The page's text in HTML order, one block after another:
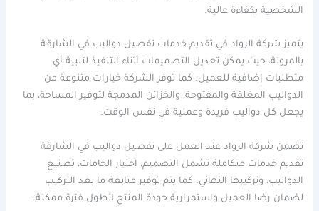
الشخصية بكفاءة عالية.
يتميز شركة الرواد في تقديم خدمات تفصيل دواليب في الشارقة
بالمرونة، حيث يمكن تعديل التصميمات أثناء التنفيذ لتلبية أي
متطلبات إضافية للعميل. كما توفر الشركة خيارات متنوعة من
الدواليب المغلقة والمفتوحة، والخزائن المدمجة لتوفير المساحة، بما
يجعل كل دواليب فريدة وعملية في نفس الوقت.
تضمن شركة الرواد عند العمل على تفصيل دواليب في الشارقة
تقديم خدمات متكاملة تشمل التصميم، اختيار الخامات، تصنيع
الدواليب، وتركيبها النهائي. كما يتم توفير متابعة ما بعد التركيب
لضمان رضا العميل واستمرارية جودة المنتج لأطول فترة ممكنة.